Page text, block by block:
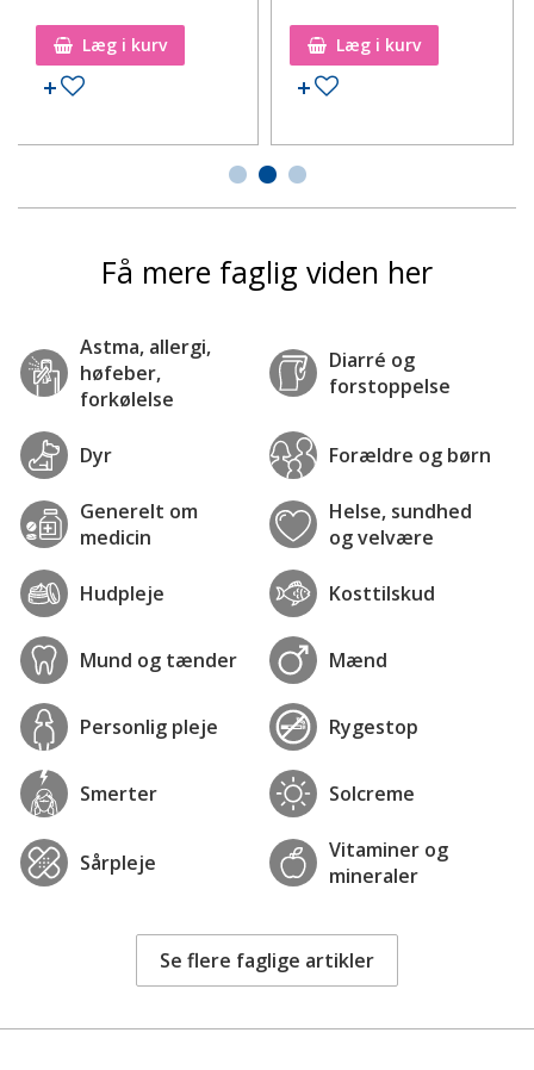
Læg i kurv
Tilføj til ønskeseddel
Læg i kurv
Tilføj til ønskeseddel
Få mere faglig viden her
Astma, allergi,
høfeber,
forkølelse
Diarré og
forstoppelse
Dyr Forældre og børn
Generelt om
medicin
Helse, sundhed
og velvære
Hudpleje Kosttilskud
Mund og tænder Mænd
Personlig pleje Rygestop
Smerter Solcreme
Sårpleje
Vitaminer og
mineraler
Se flere faglige artikler